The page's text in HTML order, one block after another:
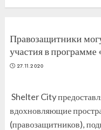
Правозащитники
участия в
27.11.2020
Shelter City
вдохновляющие
(правозащитников),